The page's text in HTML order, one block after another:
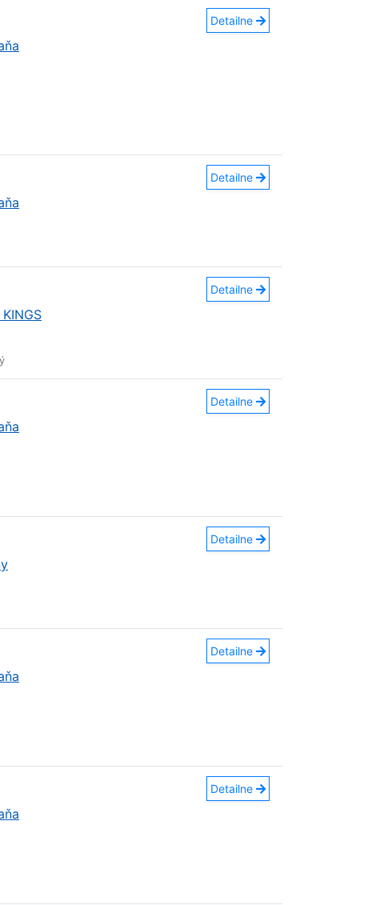
Detailne
Detailne
Detailne
Detailne
Detailne
Detailne
Detailne